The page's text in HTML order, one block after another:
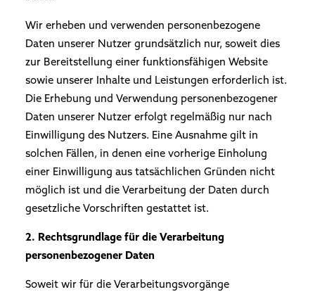
Wir erheben und verwenden personenbezogene
Daten unserer Nutzer grundsätzlich nur, soweit dies
zur Bereitstellung einer funktionsfähigen Website
sowie unserer Inhalte und Leistungen erforderlich ist.
Die Erhebung und Verwendung personenbezogener
Daten unserer Nutzer erfolgt regelmäßig nur nach
Einwilligung des Nutzers. Eine Ausnahme gilt in
solchen Fällen, in denen eine vorherige Einholung
einer Einwilligung aus tatsächlichen Gründen nicht
möglich ist und die Verarbeitung der Daten durch
gesetzliche Vorschriften gestattet ist.
2. Rechtsgrundlage für die Verarbeitung
personenbezogener Daten
Soweit wir für die Verarbeitungsvorgänge